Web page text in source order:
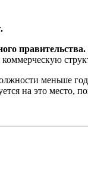
правительства.
меньше
на это место,